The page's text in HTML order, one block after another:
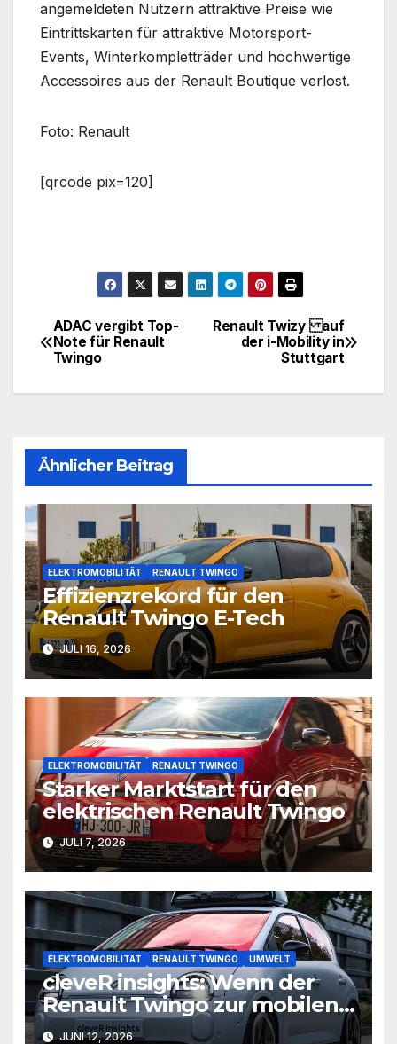
angemeldeten Nutzern attraktive Preise wie
Eintrittskarten für attraktive Motorsport-
Events, Winterkompletträder und hochwertige
Accessoires aus der Renault Boutique verlost.
Foto: Renault
[qrcode pix=120]
Beitragsnavigation
Renault Twizy auf
der i-Mobility in
Stuttgart
ADAC vergibt Top-
Note für Renault
Twingo
Ähnlicher Beitrag
ELEKTROMOBILITÄT RENAULT TWINGO
Effizienzrekord für den
Renault Twingo E-Tech
JULI 16, 2026
ELEKTROMOBILITÄT RENAULT TWINGO
Starker Marktstart für den
elektrischen Renault Twingo
JULI 7, 2026
ELEKTROMOBILITÄT RENAULT TWINGO UMWELT
cleveR insights: Wenn der
Renault Twingo zur mobilen
Datenstation wird
JUNI 12, 2026